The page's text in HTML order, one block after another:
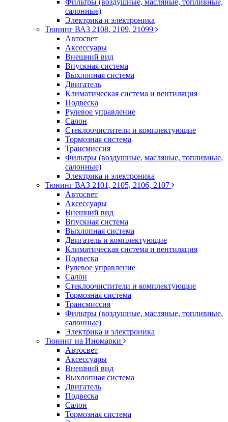
Фильтры (воздушные, масляные, топливные,
салонные)
Электрика и электроника
Тюнинг ВАЗ 2108, 2109, 21099
Автосвет
Аксессуары
Внешний вид
Впускная система
Выхлопная система
Двигатель
Климатическая система и вентиляция
Подвеска
Рулевое управление
Салон
Стеклоочистители и комплектующие
Тормозная система
Трансмиссия
Фильтры (воздушные, масляные, топливные,
салонные)
Электрика и электроника
Тюнинг ВАЗ 2101, 2105, 2106, 2107
Автосвет
Аксессуары
Внешний вид
Впускная система
Выхлопная система
Двигатель и комплектующие
Климатическая система и вентиляция
Подвеска
Рулевое управление
Салон
Стеклоочистители и комплектующие
Тормозная система
Трансмиссия
Фильтры (воздушные, масляные, топливные,
салонные)
Электрика и электроника
Тюнинг на Иномарки
Автосвет
Аксессуары
Внешний вид
Выхлопная система
Двигатель
Подвеска
Салон
Тормозная система